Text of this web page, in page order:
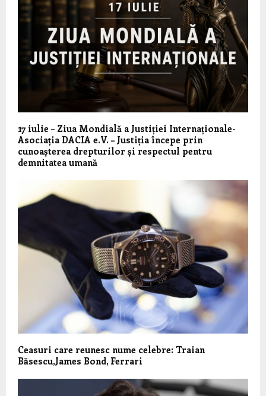
17 iulie – Ziua Mondială a Justiției Internaționale-
Asociația DACIA e.V. – Justiția începe prin
cunoașterea drepturilor și respectul pentru
demnitatea umană
Ceasuri care reunesc nume celebre: Traian
Băsescu,James Bond, Ferrari